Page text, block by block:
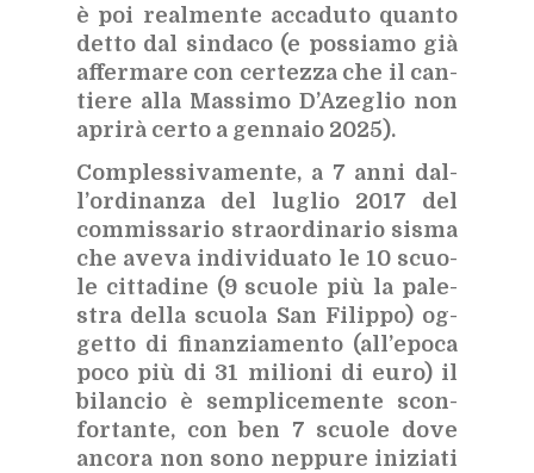
è poi real­men­te ac­ca­du­to quan­to
det­to dal sin­da­co (e pos­sia­mo già
af­fer­ma­re con cer­tez­za che il can­
tie­re alla Mas­si­mo D’A­ze­glio non
apri­rà cer­to a gen­na­io 2025).
Com­ples­si­va­men­te, a 7 anni dal­
l’or­di­nan­za del lu­glio 2017 del
com­mis­sa­rio straor­di­na­rio si­sma
che ave­va in­di­vi­dua­to le 10 scuo­
le cit­ta­di­ne (9 scuo­le più la pa­le­
stra del­la scuo­la San Fi­lip­po) og­
get­to di fi­nan­zia­men­to (al­l’e­po­ca
poco più di 31 mi­lio­ni di euro) il
bi­lan­cio è sem­pli­ce­men­te scon­
for­tan­te, con ben 7 scuo­le dove
an­co­ra non sono nep­pu­re ini­zia­ti